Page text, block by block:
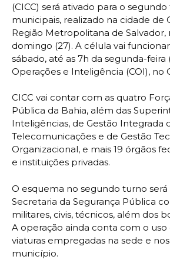
(CICC) será ativado para o
municipais, realizado na cidade de
Região Metropolitana de Salvador,
domingo (27). A célula vai
sábado, até as 7h da segunda-feira
Operações e Inteligência (COI), no
CICC vai contar com as quatro
Pública da Bahia, além das
Inteligências, de Gestão Integrada
Telecomunicações e de Gestão
Organizacional, e mais 19 órgãos
e instituições privadas.
O esquema no segundo turno
Secretaria da Segurança Pública
militares, civis, técnicos, além dos
A operação ainda conta com o uso
viaturas empregadas na sede e
município.